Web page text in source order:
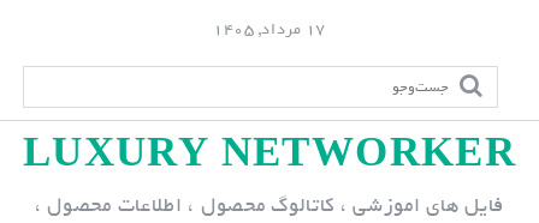
p
17 مرداد, 1405
LUXURY NETWORKER
فایل های اموزشی ، کاتالوگ محصول ، اطلاعات محصول ،